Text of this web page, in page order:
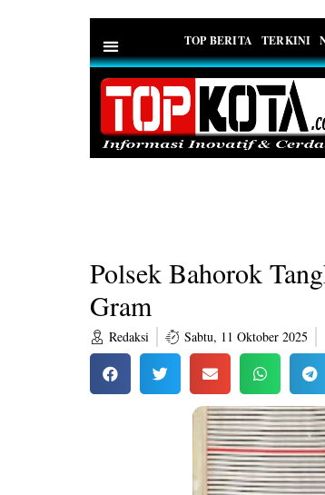
TOP BERITA TERKINI
Polsek Bahorok
Gram
Redaksi Sabtu, 11 Oktober 2025